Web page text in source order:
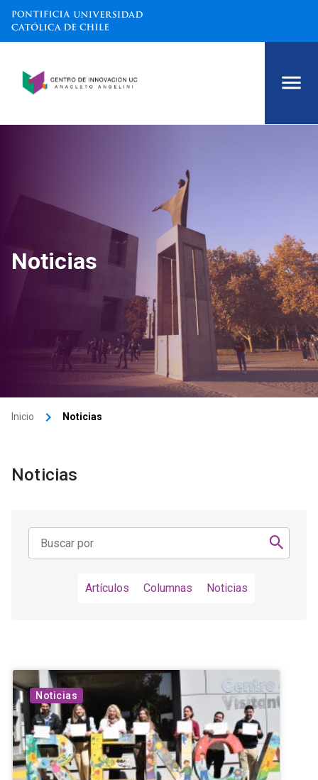
Noticias
Inicio keyboard_arrow_right Noticias
Noticias
Artículos Columnas Noticias
Noticias